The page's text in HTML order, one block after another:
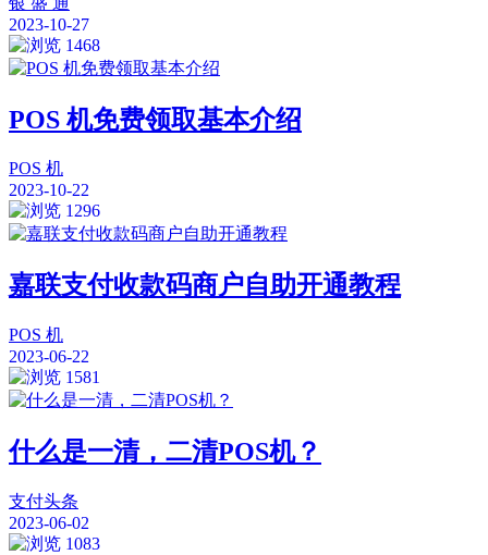
2023-10-27
1468
POS 机免费领取基本介绍
POS 机
2023-10-22
1296
嘉联支付收款码商户自助开通教程
POS 机
2023-06-22
1581
什么是一清，二清POS机？
支付头条
2023-06-02
1083